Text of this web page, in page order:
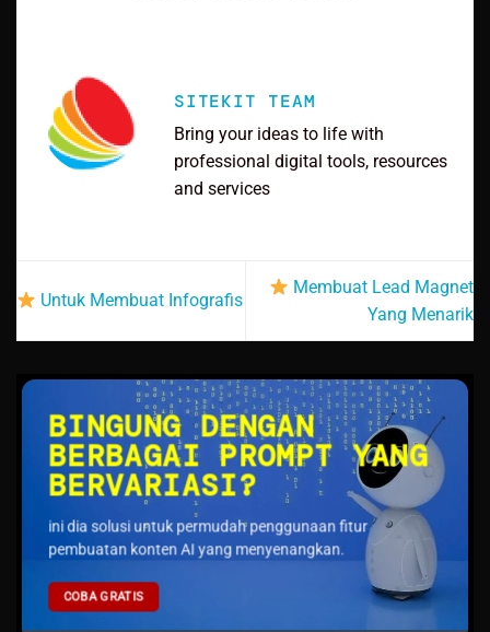
SITEKIT TEAM
Bring your ideas to life with
professional digital tools, resources
and services
Untuk Membuat Infografis
Membuat Lead Magnet
Yang Menarik
BINGUNG DENGAN
BERBAGAI PROMPT YANG
BERVARIASI?
ini dia solusi untuk permudah penggunaan fitur
pembuatan konten AI yang menyenangkan.
COBA GRATIS